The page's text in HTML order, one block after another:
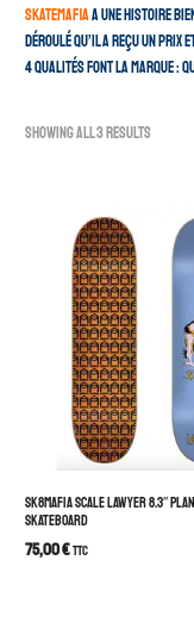
Skatemafiaa une histoire
déroulé qu’il a reçu un prix
4 qualités font la marque :
Showing all 3 results
SK8MAFIA SCALE LAWYER 8.3″
SKATEBOARD
75,00€TTC